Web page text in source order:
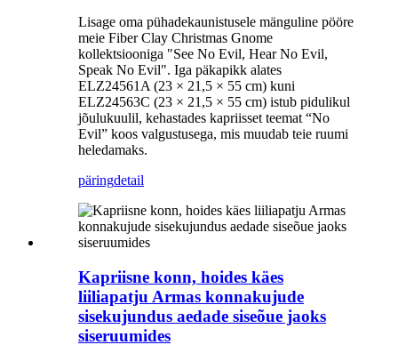
Lisage oma pühadekaunistusele mänguline pööre
meie Fiber Clay Christmas Gnome
kollektsiooniga "See No Evil, Hear No Evil,
Speak No Evil". Iga päkapikk alates
ELZ24561A (23 × 21,5 × 55 cm) kuni
ELZ24563C (23 × 21,5 × 55 cm) istub pidulikul
jõulukuulil, kehastades kapriisset teemat “No
Evil” koos valgustusega, mis muudab teie ruumi
heledamaks.
päringdetail
Kapriisne konn, hoides käes
liiliapatju Armas konnakujude
sisekujundus aedade siseõue jaoks
siseruumides